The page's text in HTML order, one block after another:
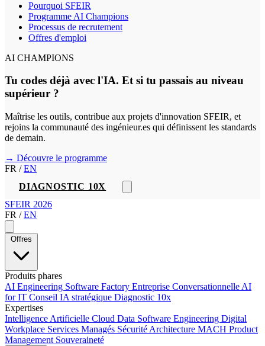
Pourquoi SFEIR
Programme AI Champions
Processus de recrutement
Offres d'emploi
AI CHAMPIONS
Tu codes déjà avec l'IA. Et si tu passais au niveau
supérieur ?
Maîtrise les outils, contribue aux projets d'innovation SFEIR, et
rejoins la communauté des ingénieur.es qui définissent les standards
de demain.
→ Découvre le programme
FR / EN
DIAGNOSTIC 10X
SFEIR 2026
FR / EN
Offres
Produits phares
AI Engineering Software Factory Entreprise Conversationnelle AI
for IT Conseil IA stratégique Diagnostic 10x
Expertises
Intelligence Artificielle Cloud Data Software Engineering Digital
Workplace Services Managés Sécurité Architecture MACH Product
Management Souveraineté